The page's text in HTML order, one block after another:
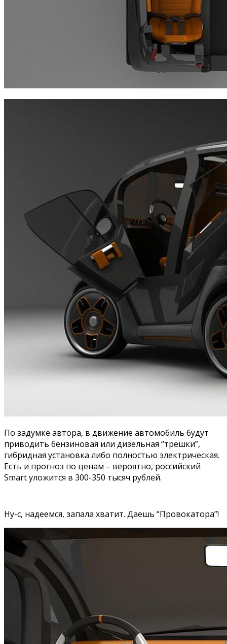
По задумке автора, в движение автомобиль будут
приводить бензиновая или дизельная “трешки”,
гибридная установка либо полностью электрическая.
Есть и прогноз по ценам – вероятно, российский
Smart уложится в 300-350 тысяч рублей.
Ну-с, надеемся, запала хватит. Даешь “Провокатора”!